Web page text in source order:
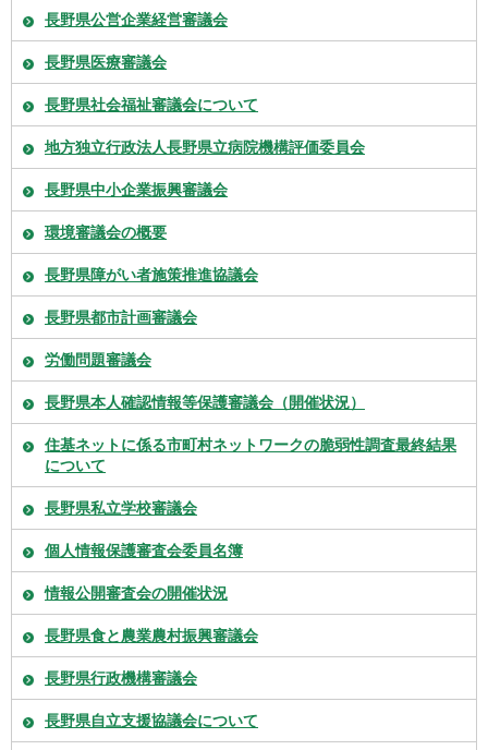
長野県公営企業経営審議会
長野県医療審議会
長野県社会福祉審議会について
地方独立行政法人長野県立病院機構評価委員会
長野県中小企業振興審議会
環境審議会の概要
長野県障がい者施策推進協議会
長野県都市計画審議会
労働問題審議会
長野県本人確認情報等保護審議会（開催状況）
住基ネットに係る市町村ネットワークの脆弱性調査最終結果
について
長野県私立学校審議会
個人情報保護審査会委員名簿
情報公開審査会の開催状況
長野県食と農業農村振興審議会
長野県行政機構審議会
長野県自立支援協議会について